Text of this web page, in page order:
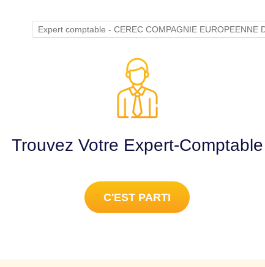
Expert comptable - CEREC COMPAGNIE EUROPEENNE
Trouvez Votre Expert-Comptable
C'EST PARTI